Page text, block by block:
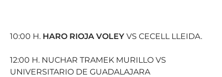
10:00 H. HARO RIOJA VOLEY VS CECELL LLEIDA.
12:00 H. NUCHAR TRAMEK MURILLO VS
UNIVERSITARIO DE GUADALAJARA